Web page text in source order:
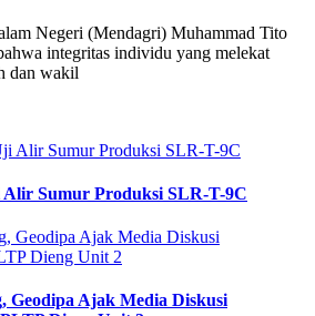
Negeri (Mendagri) Muhammad Tito
integritas individu yang melekat
dan wakil
Alir Sumur Produksi SLR-T-9C
Geodipa Ajak Media Diskusi